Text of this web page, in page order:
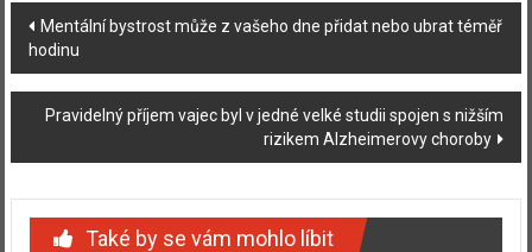
Navigace
příspěvku
Mentální bystrost může z vašeho dne přidat nebo ubrat téměř
hodinu
Pravidelný příjem vajec byl v jedné velké studii spojen s nižším
rizikem Alzheimerovy choroby
Také by se vám mohlo líbit